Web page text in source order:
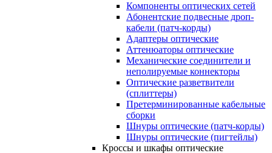
Компоненты оптических сетей
Абонентские подвесные дроп-
кабели (патч-корды)
Адаптеры оптические
Аттенюаторы оптические
Механические соединители и
неполируемые коннекторы
Оптические разветвители
(сплиттеры)
Претерминированные кабельные
сборки
Шнуры оптические (патч-корды)
Шнуры оптические (пигтейлы)
Кроссы и шкафы оптические